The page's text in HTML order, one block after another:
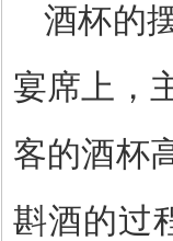
酒杯的
宴席上，
客的酒杯
斟酒的过